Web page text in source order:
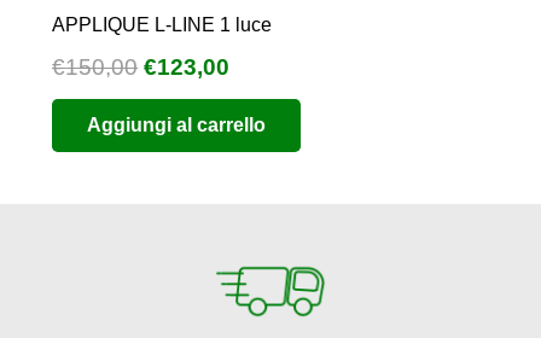
APPLIQUE L-LINE 1 luce
€150,00 Il
prezzo
originale
era:
€123,00
prezzo
attuale
è:
Aggiungi al carrello